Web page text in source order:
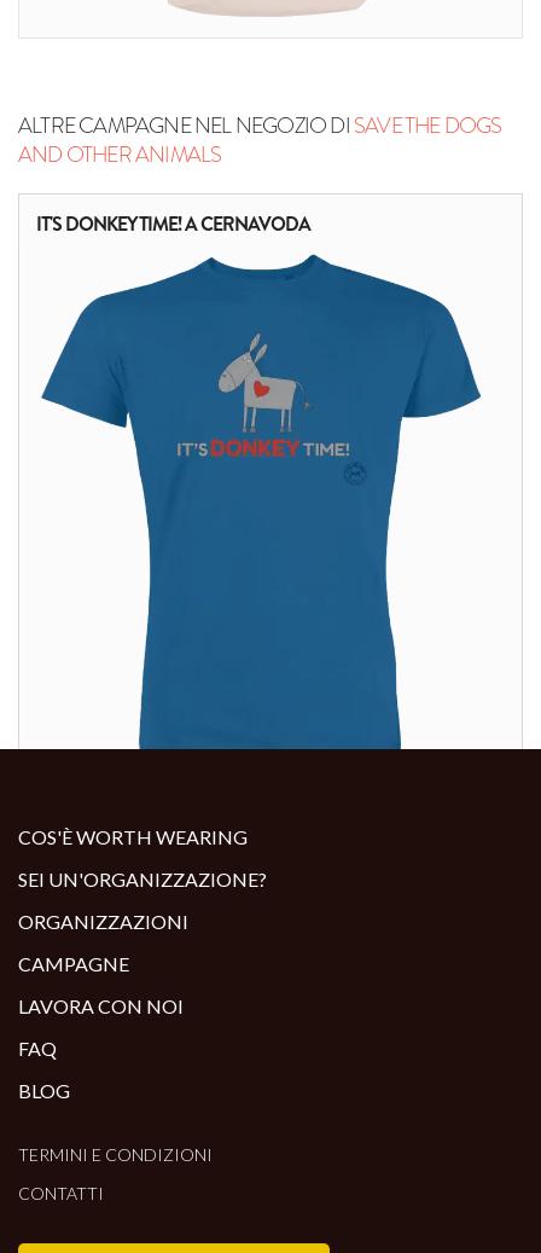
ALTRE CAMPAGNE NEL NEGOZIO DISAVE THE DOGS
AND OTHER ANIMALS
IT'S DONKEY TIME! A CERNAVODA
COS'È WORTH WEARING
SEI UN'ORGANIZZAZIONE?
ORGANIZZAZIONI
CAMPAGNE
LAVORA CON NOI
FAQ
BLOG
TERMINI E CONDIZIONI
CONTATTI